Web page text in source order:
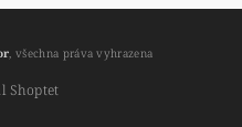
, všechna práva vyhrazena
Shoptet